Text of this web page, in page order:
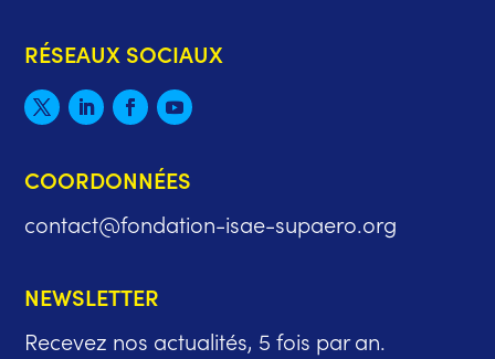
RÉSEAUX SOCIAUX
COORDONNÉES
contact@fondation-isae-supaero.org
NEWSLETTER
Recevez nos actualités, 5 fois par an.